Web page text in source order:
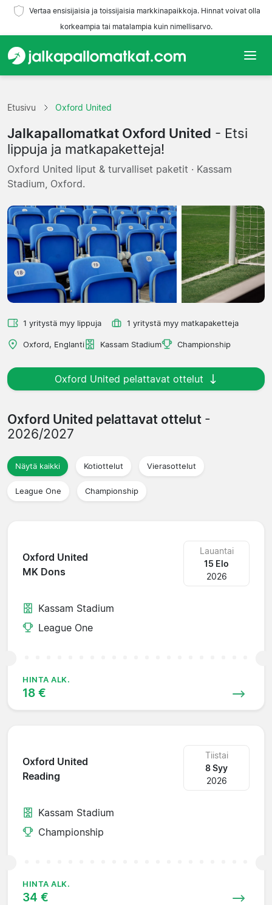
Vertaa ensisijaisia ja toissijaisia markkinapaikkoja. Hinnat voivat olla
korkeampia tai matalampia kuin nimellisarvo.
Joukkueet
Liigat
Matkatoimistoja
Etusivu Oxford United
Jalkapallomatkat Oxford United - Etsi
lippuja ja matkapaketteja!
Oxford United liput & turvalliset paketit · Kassam
Stadium, Oxford.
1 yritystä myy lippuja 1 yritystä myy matkapaketteja
Oxford, Englanti Kassam Stadium Championship
Oxford United pelattavat ottelut
Oxford United pelattavat ottelut -
2026/2027
Näytä kaikki Kotiottelut Vierasottelut
League One Championship
Oxford United
MK Dons
Lauantai
15 Elo
2026
Kassam Stadium
League One
HINTA ALK.
18 €
Oxford United
Reading
Tiistai
8 Syy
2026
Kassam Stadium
Championship
HINTA ALK.
34 €